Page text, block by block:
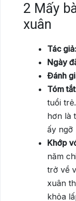
2 Mấy
xuân
Tác giả:
Ngày
Đánh
Tóm
tuổi
hơn là
ấy ngỡ
Khớp
năm
trở về
xuân
khỏa